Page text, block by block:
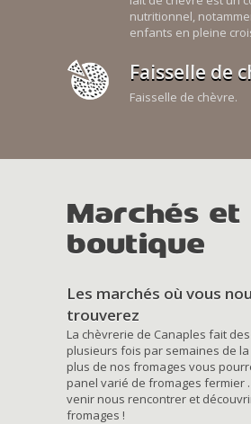
nutritionnel,
enfants en pleine
Faisselle de
Faisselle de chèvre.
Marchés et
boutique
Les marchés où vous
trouverez
La chèvrerie de Canaples fait
plusieurs fois par semaines de la
plus de nos fromages vous
panel varié de fromages fermier .
venir nous rencontrer et
fromages !